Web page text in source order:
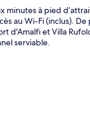
minutes à pied
au Wi-Fi (inclus). De
d'Amalfi et Villa
serviable.